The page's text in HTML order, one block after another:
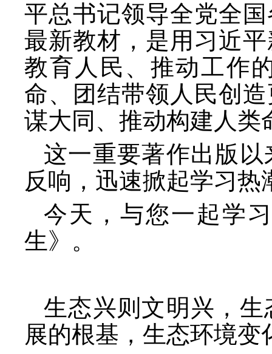
平总书记领导全党全
最新教材，是用习近
教育人民、推动工作
命、团结带领人民创
谋大同、推动构建人类
这一重要著作出版
反响，迅速掀起学习热
今天，与您一起学
生》。
生态兴则文明兴，
展的根基，生态环境